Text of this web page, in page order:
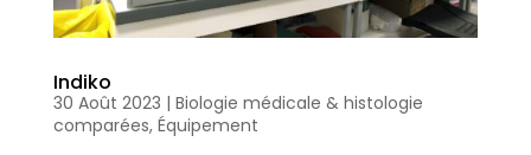
Indiko
30 Août 2023 | Biologie médicale & histologie
comparées, Équipement